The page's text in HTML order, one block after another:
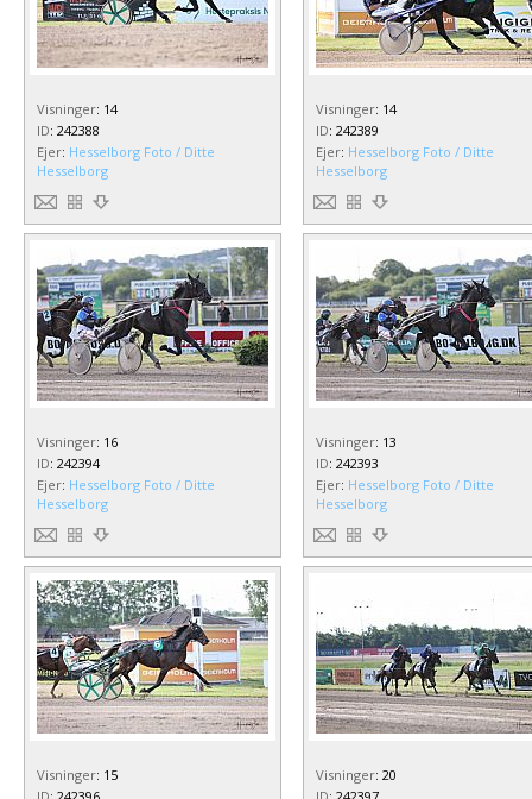
Visninger: 14
ID: 242388
Ejer: Hesselborg Foto / Ditte
Hesselborg
Visninger: 14
ID: 242389
Ejer: Hesselborg Foto / Ditte
Hesselborg
Visninger: 16
ID: 242394
Ejer: Hesselborg Foto / Ditte
Hesselborg
Visninger: 13
ID: 242393
Ejer: Hesselborg Foto / Ditte
Hesselborg
Visninger: 15
Visninger: 20